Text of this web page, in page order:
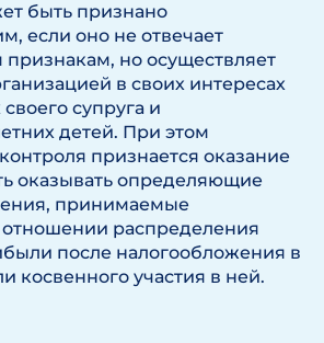
быть признано
если оно не отвечает
но осуществляет
в своих интересах
супруга и
детей. При этом
признается оказание
оказывать определяющие
принимаемые
распределения
после налогообложения в
косвенного участия в ней.